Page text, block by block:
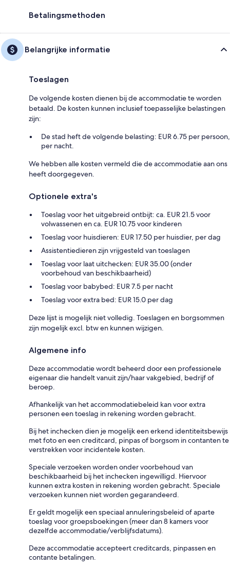
Betalingsmethoden
Belangrijke informatie
Toeslagen
De volgende kosten dienen bij de accommodatie te worden
betaald. De kosten kunnen inclusief toepasselijke belastingen
zijn:
De stad heft de volgende belasting: EUR 6.75 per persoon,
per nacht.
We hebben alle kosten vermeld die de accommodatie aan ons
heeft doorgegeven.
Optionele extra's
Toeslag voor het uitgebreid ontbijt: ca. EUR 21.5 voor
volwassenen en ca. EUR 10.75 voor kinderen
Toeslag voor huisdieren: EUR 17.50 per huisdier, per dag
Assistentiedieren zijn vrijgesteld van toeslagen
Toeslag voor laat uitchecken: EUR 35.00 (onder
voorbehoud van beschikbaarheid)
Toeslag voor babybed: EUR 7.5 per nacht
Toeslag voor extra bed: EUR 15.0 per dag
Deze lijst is mogelijk niet volledig. Toeslagen en borgsommen
zijn mogelijk excl. btw en kunnen wijzigen.
Algemene info
Deze accommodatie wordt beheerd door een professionele
eigenaar die handelt vanuit zijn/haar vakgebied, bedrijf of
beroep.
Afhankelijk van het accommodatiebeleid kan voor extra
personen een toeslag in rekening worden gebracht.
Bij het inchecken dien je mogelijk een erkend identiteitsbewijs
met foto en een creditcard, pinpas of borgsom in contanten te
verstrekken voor incidentele kosten.
Speciale verzoeken worden onder voorbehoud van
beschikbaarheid bij het inchecken ingewilligd. Hiervoor
kunnen extra kosten in rekening worden gebracht. Speciale
verzoeken kunnen niet worden gegarandeerd.
Er geldt mogelijk een speciaal annuleringsbeleid of aparte
toeslag voor groepsboekingen (meer dan 8 kamers voor
dezelfde accommodatie/verblijfsdatums).
Deze accommodatie accepteert creditcards, pinpassen en
contante betalingen.